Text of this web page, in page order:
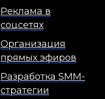
Реклама в
соцсетях
Организация
прямых эфиров
Разработка SMM-
стратегии